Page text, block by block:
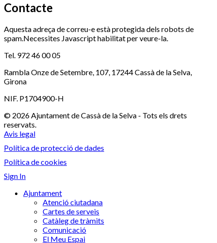
Contacte
Aquesta adreça de correu-e està protegida dels robots de
spam.Necessites Javascript habilitat per veure-la.
Tel. 972 46 00 05
Rambla Onze de Setembre, 107, 17244 Cassà de la Selva,
Girona
NIF. P1704900-H
© 2026 Ajuntament de Cassà de la Selva - Tots els drets
reservats.
Avis legal
Política de protecció de dades
Política de cookies
Sign In
Ajuntament
Atenció ciutadana
Cartes de serveis
Catàleg de tràmits
Comunicació
El Meu Espai